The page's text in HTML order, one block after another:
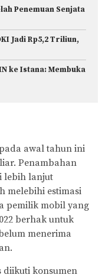
Penemuan Senjata
Jadi Rp5,2 Triliun,
ke Istana: Membuka
awal tahun ini
Penambahan
lebih lanjut
melebihi estimasi
pemilik mobil yang
berhak untuk
menerima
konsumen